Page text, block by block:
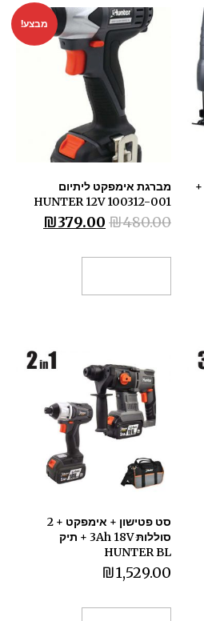
מסור אנכי -ג'יקסו נטען 18V +
מבצע!
מברגת אימפקט ליתיום
HUNTER 12V 100312-001
₪480.00
₪379.00
סט פטישון + אימפקט + 2
סוללותּּ 3Ah 18V + תיק
HUNTER BL
₪1,529.00